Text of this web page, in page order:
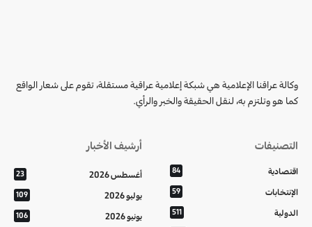
وكالة عراقنا الإعلامية هي شبكة إعلامية عراقية مستقلة، تقوم على شعار الواقع
كما هو وتلتزم به، لنقل الحقيقة والخبر والرأي.
التصنيفات
اقتصادية 84
الإنتخابات 59
الدولية 511
أرشيف الأخبار
أغسطس 2026 23
يوليو 2026 109
يونيو 2026 106